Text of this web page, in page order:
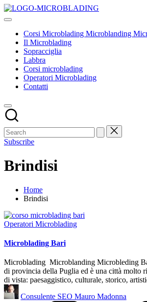
Skip
to
Microbleding
Tecniche
insegnamenti
base
Corsi Microblading Microblanding
Il Microblading
Sopracciglia
Labbra
Corsi microblading
Operatori Microblading
Contatti
Subscribe
Brindisi
Home
Brindisi
Posted
Operatori Microblading
Microblading Bari
Microblading Microblanding Microbleding
di provincia della Puglia ed è una città molto
di vista: paesaggistico, culturale, storico,
Posted
by
Consulente SEO Mauro Madonna